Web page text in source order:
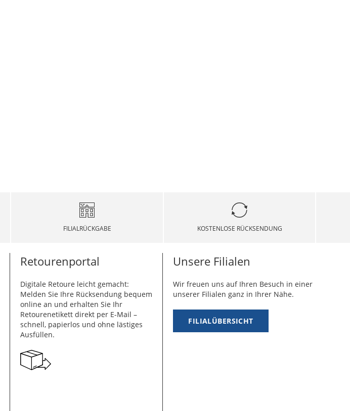
FILIALRÜCKGABE KOSTENLOSE RÜCKSENDUNG
Retourenportal
Digitale Retoure leicht gemacht:
Melden Sie Ihre Rücksendung bequem
online an und erhalten Sie Ihr
Retourenetikett direkt per E-Mail –
schnell, papierlos und ohne lästiges
Ausfüllen.
Unsere Filialen
Wir freuen uns auf Ihren Besuch in einer
unserer Filialen ganz in Ihrer Nähe.
FILIALÜBERSICHT